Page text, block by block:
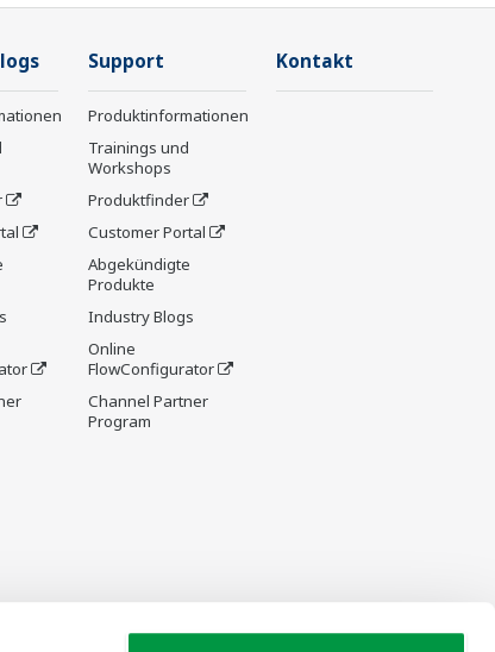
Support
Produktinformationen
Trainings und
Workshops
Produktfinder
Customer Portal
Abgekündigte
Produkte
Industry Blogs
Online
FlowConfigurator
Channel Partner
Program
Kontakt